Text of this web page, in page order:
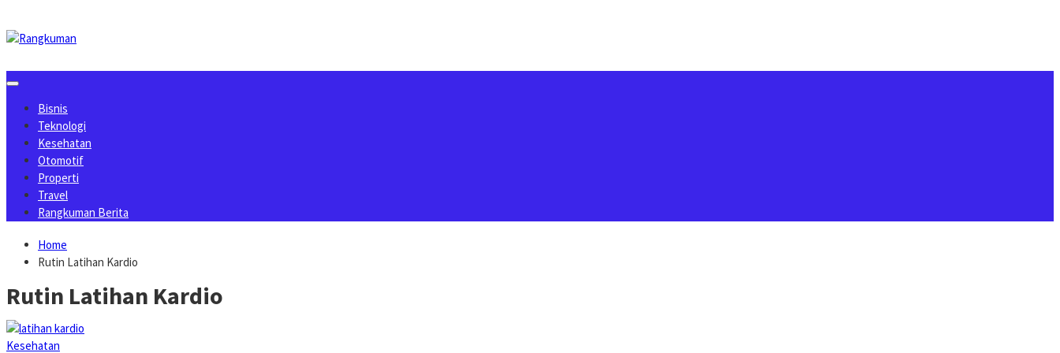
to
content
Bisnis
Teknologi
Kesehatan
Otomotif
Properti
Travel
Rangkuman Berita
Home
Rutin Latihan Kardio
Rutin Latihan Kardio
Kesehatan